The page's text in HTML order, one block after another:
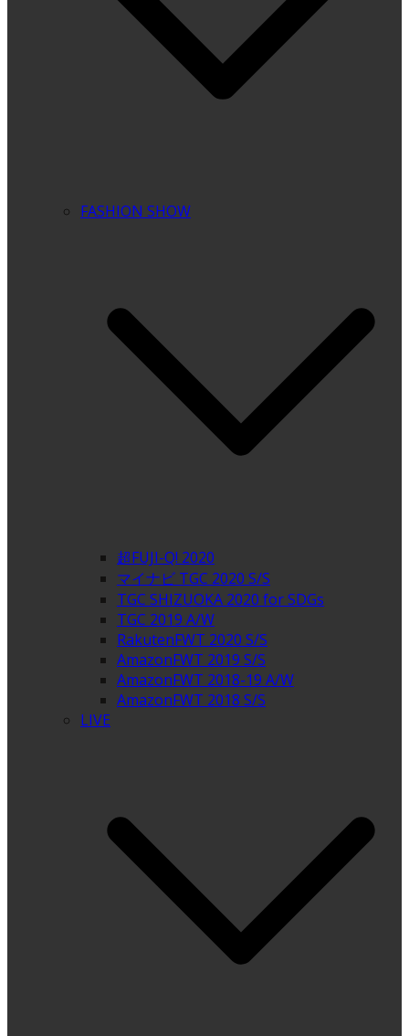
FASHION SHOW
超FUJI-Q! 2020
マイナビ TGC 2020 S/S
TGC SHIZUOKA 2020 for SDGs
TGC 2019 A/W
RakutenFWT 2020 S/S
AmazonFWT 2019 S/S
AmazonFWT 2018-19 A/W
AmazonFWT 2018 S/S
LIVE